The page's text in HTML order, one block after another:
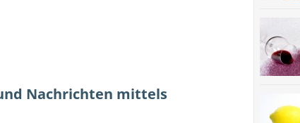
Nachrichten mittels